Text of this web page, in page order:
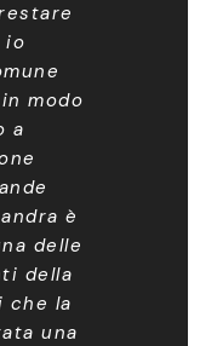
io
modo
a
è
delle
della
che la
una